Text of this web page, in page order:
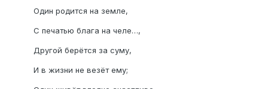
Один родится на земле,
С печатью блага на челе…,
Другой берётся за суму,
И в жизни не везёт ему;